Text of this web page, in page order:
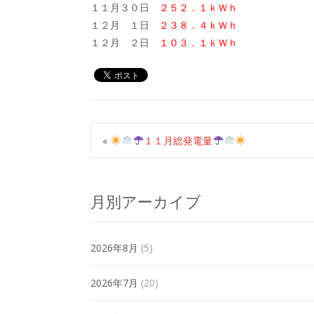
１１月３０日
２５２．１ｋＷｈ
１２月 １日
２３８．４ｋＷｈ
１２月 ２日
１０３．１ｋＷｈ
« １１月総発電量
月別アーカイブ
2026年8月 (5)
2026年7月 (20)